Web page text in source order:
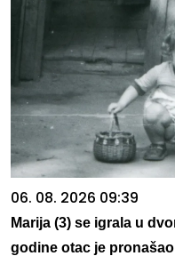
06. 08. 2026 09:39
Marija (3) se igrala u
godine otac je